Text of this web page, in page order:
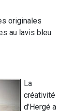
originales
au lavis bleu
La
créativité
d'Hergé a